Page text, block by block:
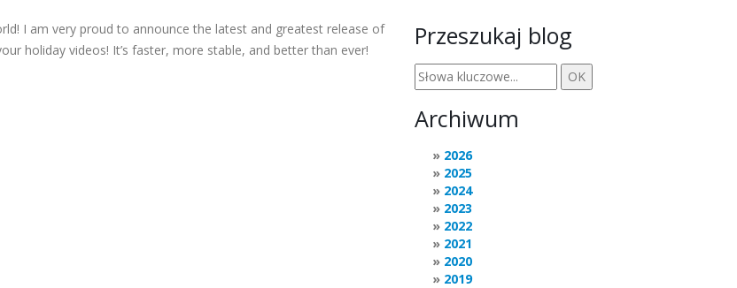
I am very proud to announce the latest and greatest release of
holiday videos! It’s faster, more stable, and better than ever!
Przeszukaj blog
Archiwum
2026
2025
2024
2023
2022
2021
2020
2019